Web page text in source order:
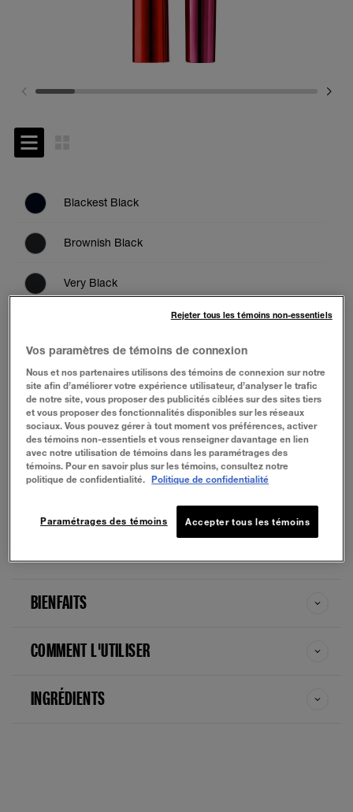
Blackest Black
Brownish Black
Very Black
ESSAYER
BUY NOW
À PROPOS
La brosse aux soies en forme de U soulève les cils
alors que la nouvelle formule amplificatrice, à la
texture crémeuse, procure un volume instantané et
BIENFAITS
COMMENT L'UTILISER
INGRÉDIENTS
Vos paramètres de témoins de connexion
Nous et nos partenaires utilisons des témoins de connexion sur notre
site afin d’améliorer votre expérience utilisateur, d’analyser le trafic
de notre site, vous proposer des publicités ciblées sur des sites tiers
et vous proposer des fonctionnalités disponibles sur les réseaux
sociaux. Vous pouvez gérer à tout moment vos préférences, activer
des témoins non-essentiels et vous renseigner davantage en lien
avec notre utilisation de témoins dans les paramétrages des
témoins. Pour en savoir plus sur les témoins, consultez notre
politique de confidentialité.
Politique de confidentialité
Accepter tous les témoins
Paramétrages des témoins
Rejeter tous les témoins non-essentiels